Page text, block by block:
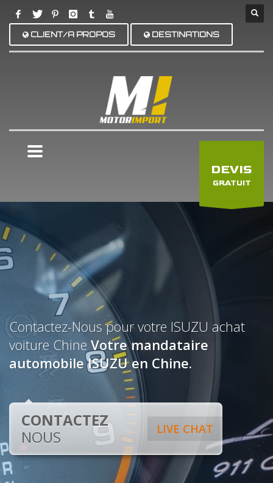
CLIENT/A PROPOS DESTINATIONS
DEVIS
GRATUIT
Contactez-Nous pour votre ISUZU achat
voiture Chine Votre mandataire
automobile ISUZU en Chine.
LIVE CHAT
CONTACTEZ
NOUS